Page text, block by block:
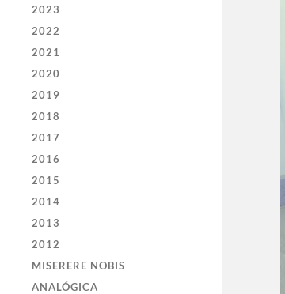
2023
2022
2021
2020
2019
2018
2017
2016
2015
2014
2013
2012
MISERERE NOBIS
ANALÓGICA